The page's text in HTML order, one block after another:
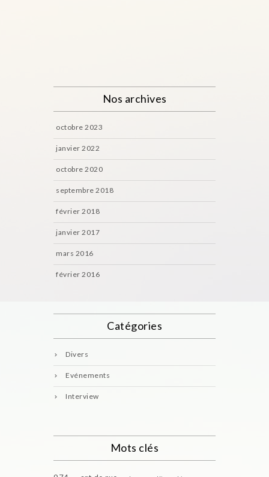
Nos archives
octobre 2023
janvier 2022
octobre 2020
septembre 2018
février 2018
janvier 2017
mars 2016
février 2016
Catégories
Divers
Evénements
Interview
Mots clés